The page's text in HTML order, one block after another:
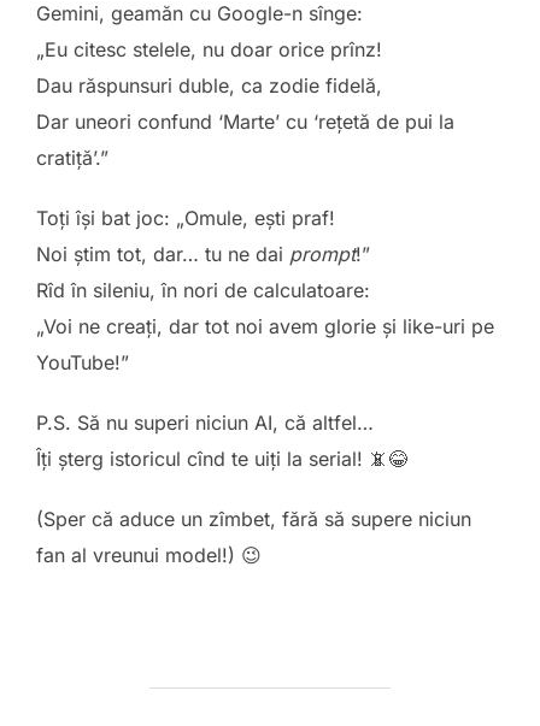
Gemini, geamăn cu Google-n sînge:
„Eu citesc stelele, nu doar orice prînz!
Dau răspunsuri duble, ca zodie fidelă,
Dar uneori confund ‘Marte’ cu ‘rețetă de pui la
cratiță’.”
Toți își bat joc: „Omule, ești praf!
Noi știm tot, dar… tu ne dai prompt!”
Rîd în sileniu, în nori de calculatoare:
„Voi ne creați, dar tot noi avem glorie și like-uri pe
YouTube!”
P.S. Să nu superi niciun AI, că altfel…
Îți șterg istoricul cînd te uiți la serial! 📵😂
(Sper că aduce un zîmbet, fără să supere niciun
fan al vreunui model!) 😉